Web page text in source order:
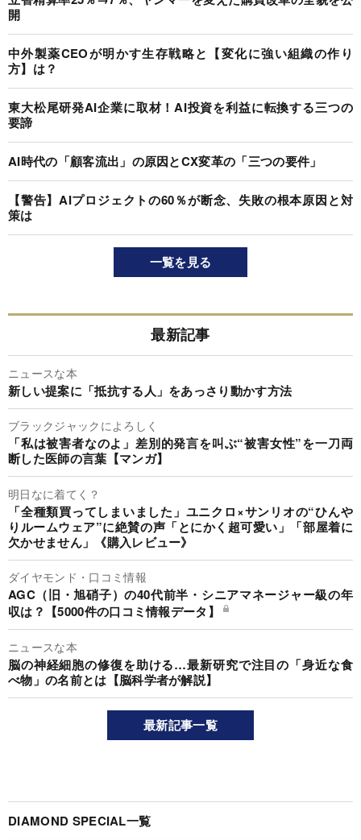
開
中外製薬CEOが明かす生存戦略と【変化に強い組織の作り
方】は？
東大松尾研発AI企業に取材！AI投資を利益に転換する三つの
要諦
AI時代の「顧客流出」の原因とCX変革の「三つの要件」
【警告】AIプロジェクトの60％が断念、失敗の根本原因と対
策は
一覧を見る
最新記事
ニュースな本
新しい提案に「抵抗する人」をあっさり動かす方法
ブラックジャックによろしく
「私は被害者なのよ」差別的発言を叫ぶ“被害女性”を一刀両
断した医師の言葉【マンガ】
明日なに着てく？
「全種類買ってしまいました」ユニクロ×サンリオの“ひんや
りルームウェア”に絶賛の声「とにかく超可愛い」「部屋着に
欠かせません」《購入レビュー》
ダイヤモンド・口コミ情報
AGC（旧・旭硝子）の40代前半・シニアマネージャー級の年
収は？【5000件の口コミ情報データ】
ニュースな本
脳の神経細胞の修復を助ける…最新研究で注目の「身近な食
べ物」の名前とは【脳科学者が解説】
最新記事一覧
DIAMOND SPECIAL一覧